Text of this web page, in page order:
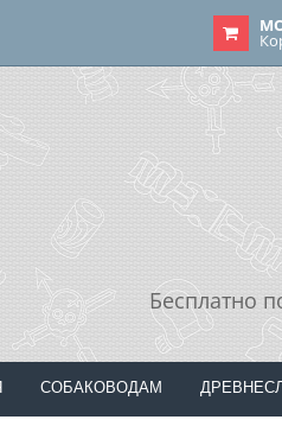
Бесплатно
СОБАКОВОДАМ